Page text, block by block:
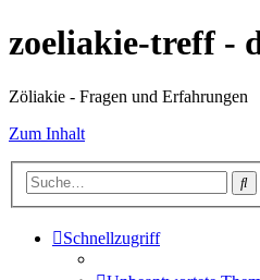
zoeliakie-treff -
Zöliakie - Fragen und Erfahrungen
Zum Inhalt
Schnellzugriff